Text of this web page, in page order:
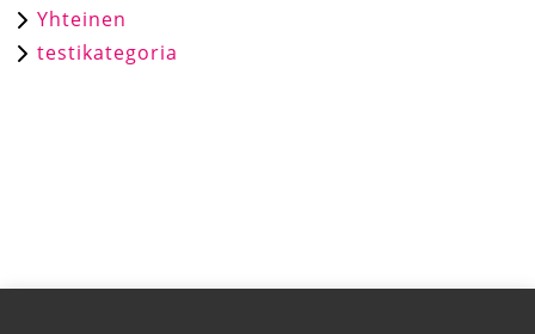
Yhteinen
testikategoria